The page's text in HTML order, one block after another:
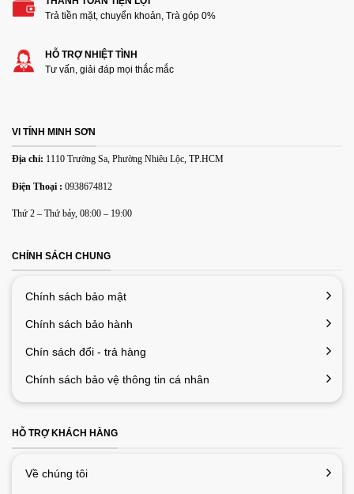
Thêm ảnh đánh giá
Email *
Lưu tên của tôi, email, và trang web trong trình duyệt này
Trả tiền mặt, chuyển khoản, Trà góp 0%
HỖ TRỢ NHIỆT TÌNH
Tư vấn, giải đáp mọi thắc mắc
VI TÍNH MINH SƠN
Địa chỉ: 1110 Trường Sa, Phường Nhiêu Lộc, TP.HCM
Điện Thoại : 0938674812
Thứ 2 – Thứ bảy, 08:00 – 19:00
CHÍNH SÁCH CHUNG
Chính sách bảo mật
Chính sách bảo hành
Chín sách đổi - trả hàng
Chính sách bảo vệ thông tin cá nhân
HỖ TRỢ KHÁCH HÀNG
Về chúng tôi